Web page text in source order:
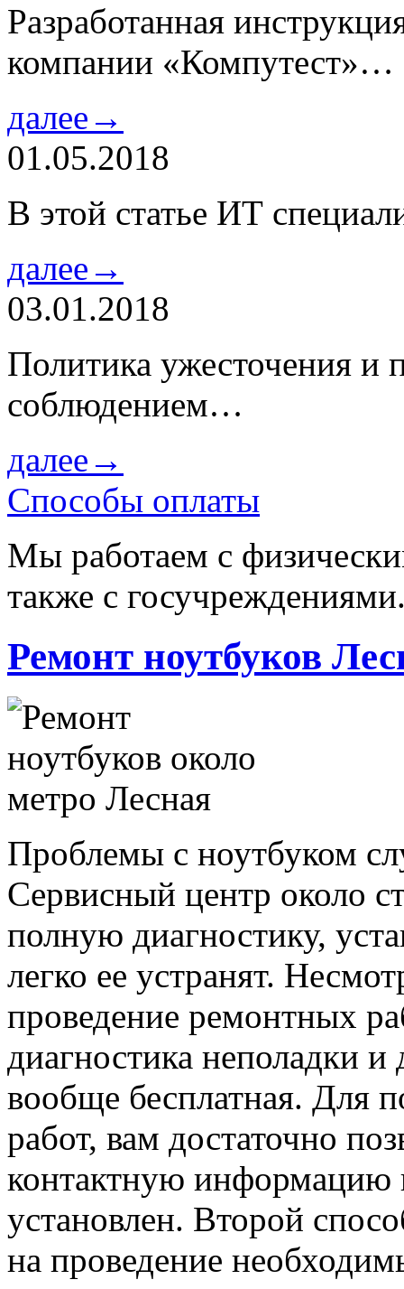
Разработанная
компании «Компутест»…
далее→
01.05.2018
В этой статье ИТ
далее→
03.01.2018
Политика ужесточения и
соблюдением…
далее→
Способы оплаты
Мы работаем с
также с
Ремонт ноутбуков
Проблемы с ноутбуком
Сервисный центр около
полную диагностику,
легко ее устранят.
проведение ремонтных
диагностика неполадки и
вообще бесплатная. Для
работ, вам достаточно
контактную информацию
установлен. Второй
на проведение